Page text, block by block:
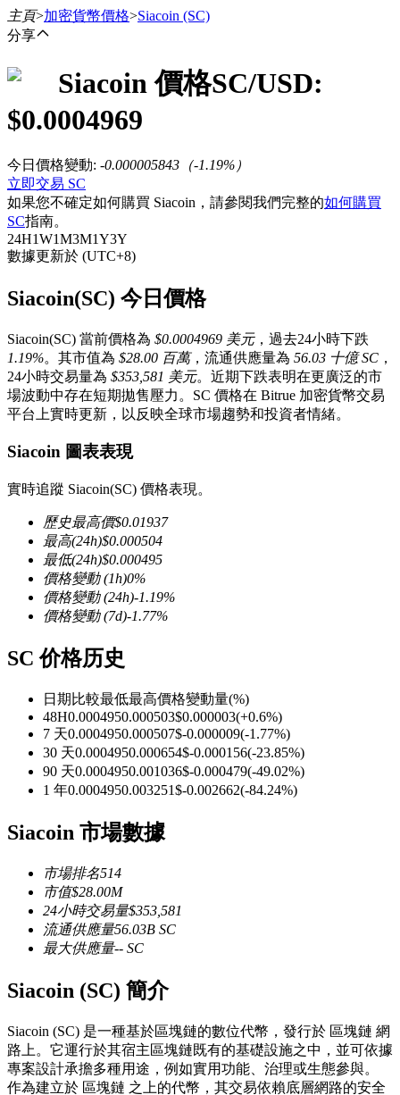
USDT永續
以數字貨幣為保證金的永續合約
TradFi
USDC永續
跟單
與頂尖交易專家同行
主頁>加密貨幣價格>Siacoin (SC)
分享
Siacoin 價格SC/USD:
$0.0004969
今日價格變動: -0.000005843 （-1.19%）
立即交易 SC
如果您不確定如何購買 Siacoin，請參閱我們完整的如何購買
SC指南。
24H1W1M3M1Y3Y
數據更新於 (UTC+8)
Siacoin(SC) 今日價格
Siacoin(SC) 當前價格為 $0.0004969 美元，過去24小時下跌
1.19%。其市值為 $28.00 百萬，流通供應量為 56.03 十億 SC ，
24小時交易量為 $353,581 美元。近期下跌表明在更廣泛的市
場波動中存在短期拋售壓力。SC 價格在 Bitrue 加密貨幣交易
平台上實時更新，以反映全球市場趨勢和投資者情緒。
Siacoin 圖表表現
實時追蹤 Siacoin(SC) 價格表現。
歷史最高價$0.01937
最高(24h)$0.000504
最低(24h)$0.000495
價格變動(1h)0%
價格變動(24h)-1.19%
價格變動(7d)-1.77%
SC 价格历史
日期比較最低最高價格變動量(%)
48H0.0004950.000503$0.000003(+0.6%)
7 天0.0004950.000507$-0.000009(-1.77%)
30 天0.0004950.000654$-0.000156(-23.85%)
90 天0.0004950.001036$-0.000479(-49.02%)
1 年0.0004950.003251$-0.002662(-84.24%)
Siacoin 市場數據
市場排名514
市值$28.00M
24小時交易量$353,581
流通供應量56.03B SC
最大供應量-- SC
Siacoin (SC) 簡介
Siacoin (SC) 是一種基於區塊鏈的數位代幣，發行於 區塊鏈 網
路上。它運行於其宿主區塊鏈既有的基礎設施之中，並可依據
專案設計承擔多種用途，例如實用功能、治理或生態參與。
作為建立於 區塊鏈 之上的代幣，其交易依賴底層網路的安全